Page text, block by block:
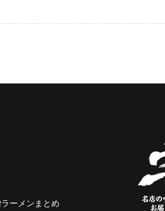
ーメンまとめ